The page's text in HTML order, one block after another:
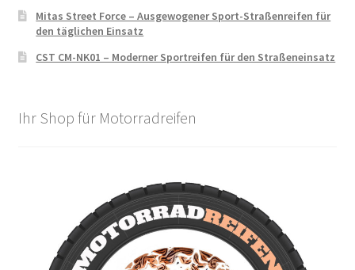
Mitas Street Force – Ausgewogener Sport-Straßenreifen für
den täglichen Einsatz
CST CM-NK01 – Moderner Sportreifen für den Straßeneinsatz
Ihr Shop für Motorradreifen